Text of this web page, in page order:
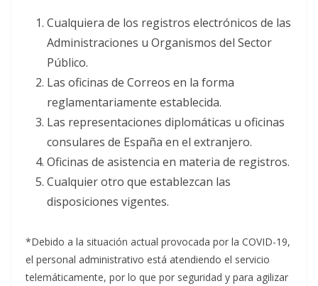
Cualquiera de los registros electrónicos de las
Administraciones u Organismos del Sector
Público.
Las oficinas de Correos en la forma
reglamentariamente establecida.
Las representaciones diplomáticas u oficinas
consulares de España en el extranjero.
Oficinas de asistencia en materia de registros.
Cualquier otro que establezcan las
disposiciones vigentes.
*Debido a la situación actual provocada por la COVID-19,
el personal administrativo está atendiendo el servicio
telemáticamente, por lo que por seguridad y para agilizar